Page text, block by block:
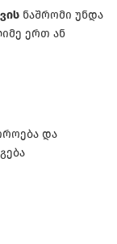
ნაშრომი უნდა
ერთ ან
და